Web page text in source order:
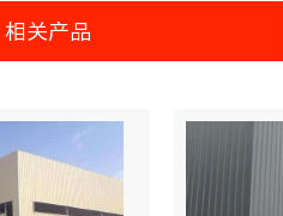
相关产品